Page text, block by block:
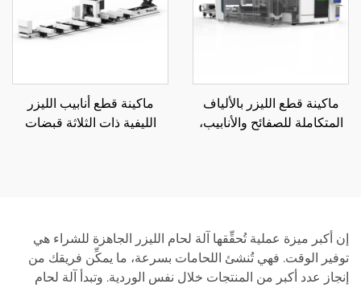
ماكينة قطع الليزر بالألياف
المتكاملة للصفائح والأنابيب،
ماكينة قطع أنابيب الليزر
الليفية ذات الثلاثة قبضات
إن أكبر ميزة عملية تُحقِّقها آلة لحام الليزر الجاهزة للشراء هي
توفير الوقت. فهي تُنشئ اللحامات بسرعة، ما يمكِّن فريقك من
إنجاز عدد أكبر من المنتجات خلال نفس الوردية. وتبدأ آلة لحام